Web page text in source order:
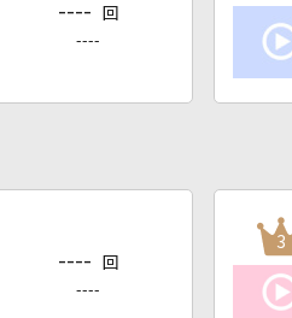
---- 回
----
---- 回
----
3